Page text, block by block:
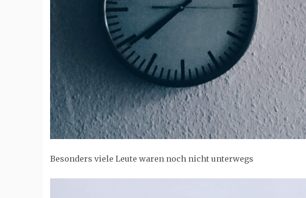
Besonders viele Leute waren noch nicht unterwegs